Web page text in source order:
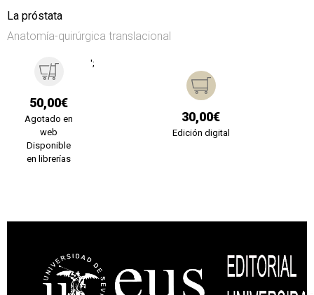
La próstata
Anatomía-quirúrgica translacional
50,00€
Agotado en
web
Disponible
en librerías
';
30,00€
Edición digital